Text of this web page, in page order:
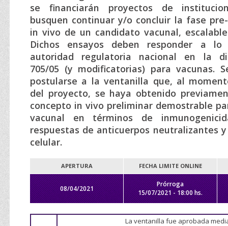
se financiarán proyectos de
busquen continuar y/o concluir la fase
in vivo de un candidato vacunal,
Dichos ensayos deben responder a
autoridad regulatoria nacional en la
705/05 (y modificatorias) para vacunas.
postularse a la ventanilla que, al
del proyecto, se haya obtenido
concepto in vivo preliminar demostrable
vacunal en términos de
respuestas de anticuerpos neutralizantes
celular.
APERTURA FECHA LIMITE ONLINE
08/04/2021
Prórroga
15/07/2021 - 18:00 hs.
La ventanilla fue aprobada